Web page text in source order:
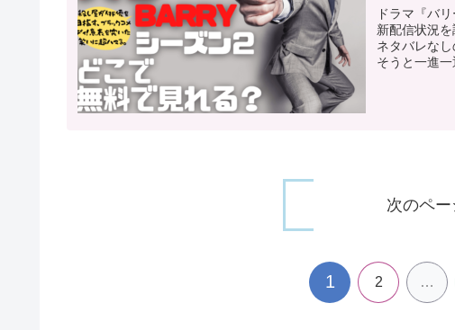
ドラマ『バ
新配信状況
ネタバレな
そうと一進
次のペー
1 2 …